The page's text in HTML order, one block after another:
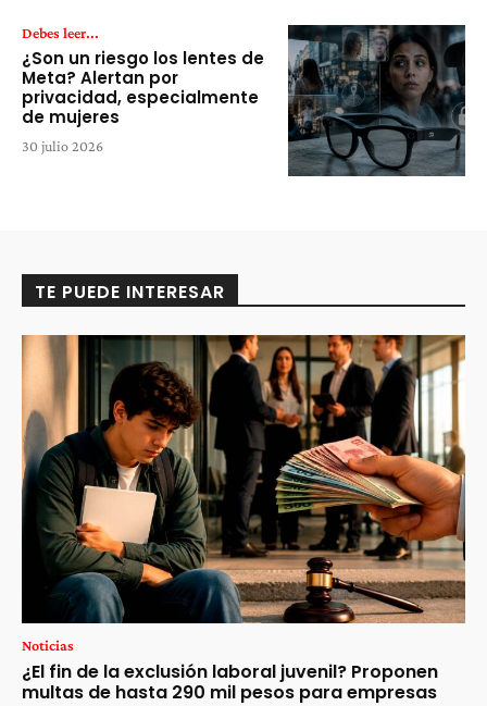
Debes leer...
¿Son un riesgo los lentes de
Meta? Alertan por
privacidad, especialmente
de mujeres
30 julio 2026
TE PUEDE INTERESAR
Noticias
¿El fin de la exclusión laboral juvenil? Proponen
multas de hasta 290 mil pesos para empresas